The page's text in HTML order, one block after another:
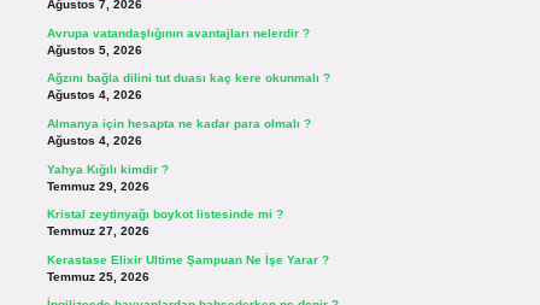
Ağustos 7, 2026
Avrupa vatandaşlığının avantajları nelerdir ?
Ağustos 5, 2026
Ağzını bağla dilini tut duası kaç kere okunmalı ?
Ağustos 4, 2026
Almanya için hesapta ne kadar para olmalı ?
Ağustos 4, 2026
Yahya Kığılı kimdir ?
Temmuz 29, 2026
Kristal zeytinyağı boykot listesinde mi ?
Temmuz 27, 2026
Kerastase Elixir Ultime Şampuan Ne İşe Yarar ?
Temmuz 25, 2026